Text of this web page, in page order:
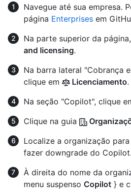
Navegue até sua empresa.
página Enterprises em
Na parte superior da
and licensing.
Na barra lateral "Cobrança
clique em
Licenciamento.
Na seção "Copilot", clique
Clique na guia
Localize a organização
fazer downgrade do Copilot.
À direita do nome da
menu suspenso Copilot } e